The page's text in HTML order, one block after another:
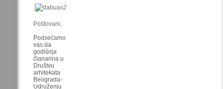
Poštovani,
Podsećamo
vas da
godišnja
članarina u
Društvu
arhitekata
Beograda-
Udruženju